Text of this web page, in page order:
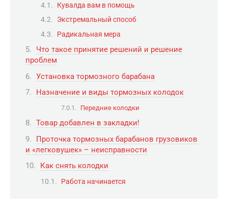
Кувалда вам в помощь
Экстремальный способ
Радикальная мера
Что такое принятие решений и решение
проблем
Установка тормозного барабана
Назначение и виды тормозных колодок
Передние колодки
Товар добавлен в закладки!
Проточка тормозных барабанов грузовиков
и «легковушек» – неисправности
Как снять колодки
Работа начинается